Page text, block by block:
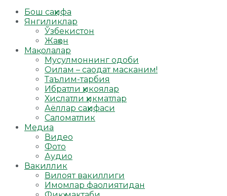
Бош саҳифа
Янгиликлар
Ўзбекистон
Жаҳон
Мақолалар
Мусулмоннинг одоби
Оилам – саодат масканим!
Таълим-тарбия
Ибратли ҳикоялар
Хислатли ҳикматлар
Аёллар саҳифаси
Саломатлик
Медиа
Видео
Фото
Аудио
Вакиллик
Вилоят вакиллиги
Имомлар фаолиятидан